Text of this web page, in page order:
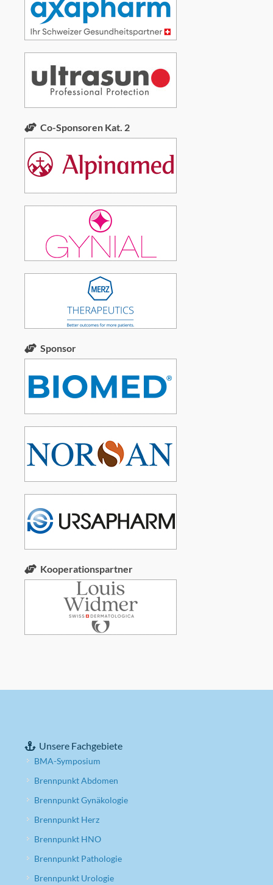
Co-Sponsoren Kat. 2
Sponsor
Kooperationspartner
Unsere Fachgebiete
BMA-Symposium
Brennpunkt Abdomen
Brennpunkt Gynäkologie
Brennpunkt Herz
Brennpunkt HNO
Brennpunkt Pathologie
Brennpunkt Urologie